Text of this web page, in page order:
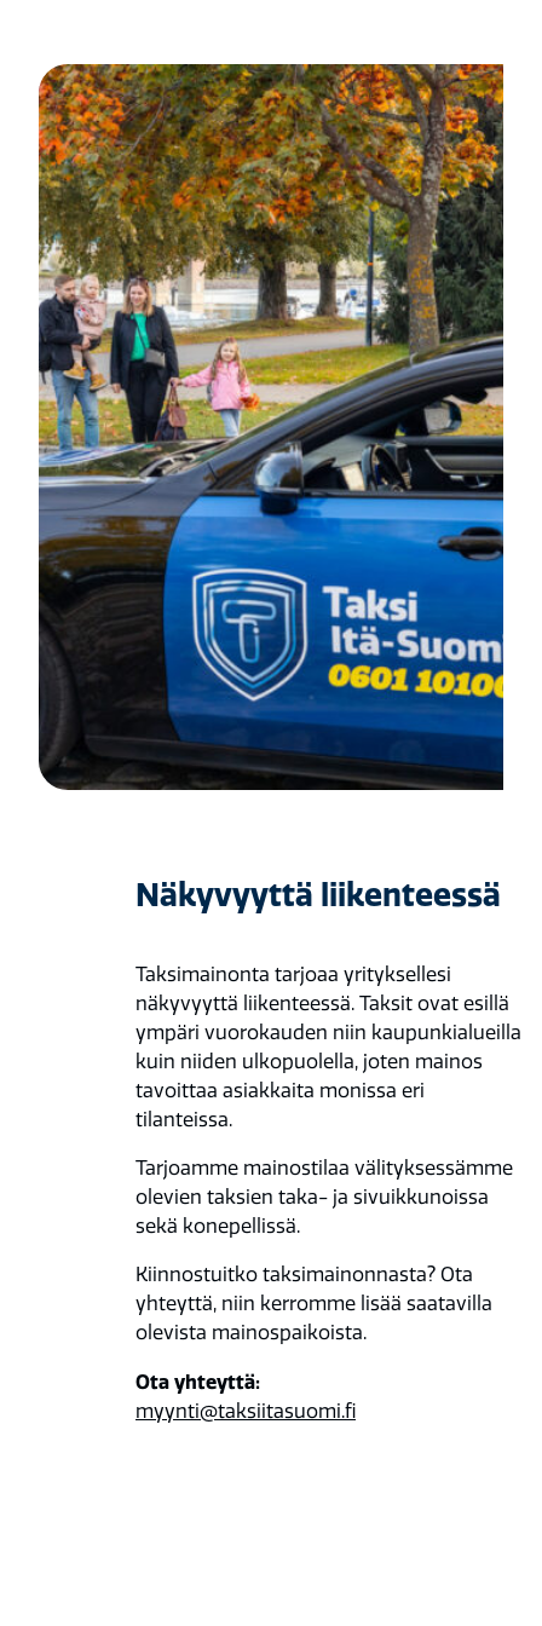
Näkyvyyttä liikenteessä
Taksimainonta tarjoaa yrityksellesi
näkyvyyttä liikenteessä. Taksit ovat esillä
ympäri vuorokauden niin kaupunkialueilla
kuin niiden ulkopuolella, joten mainos
tavoittaa asiakkaita monissa eri
tilanteissa.
Tarjoamme mainostilaa välityksessämme
olevien taksien taka- ja sivuikkunoissa
sekä konepellissä.
Kiinnostuitko taksimainonnasta? Ota
yhteyttä, niin kerromme lisää saatavilla
olevista mainospaikoista.
Ota yhteyttä:
myynti@taksiitasuomi.fi